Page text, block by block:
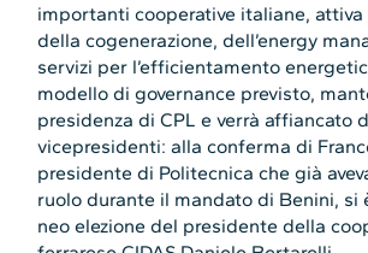
importanti cooperative italiane, attiva
della cogenerazione, dell’energy
servizi per l’efficientamento
modello di governance previsto,
presidenza di CPL e verrà affiancato
vicepresidenti: alla conferma di
presidente di Politecnica che già
ruolo durante il mandato di Benini, si
neo elezione del presidente della